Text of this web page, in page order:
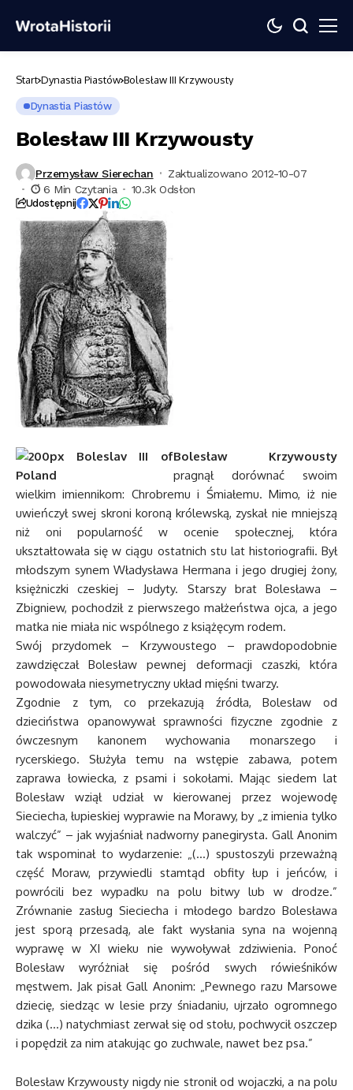
Start Dynastia Piastów Bolesław III Krzywousty
Dynastia Piastów
Bolesław III Krzywousty
Przemysław Sierechan
Zaktualizowano 2012-10-07
6 Min Czytania
10.3k Odsłon
Udostępnij
Bolesław Krzywousty
pragnął dorównać swoim
wielkim imiennikom: Chrobremu i Śmiałemu. Mimo, iż nie
uwieńczył swej skroni koroną królewską, zyskał nie mniejszą
niż oni popularność w ocenie społecznej, która
ukształtowała się w ciągu ostatnich stu lat historiografii. Był
młodszym synem Władysława Hermana i jego drugiej żony,
księżniczki czeskiej – Judyty. Starszy brat Bolesława –
Zbigniew, pochodził z pierwszego małżeństwa ojca, a jego
matka nie miała nic wspólnego z książęcym rodem.
Swój przydomek – Krzywoustego – prawdopodobnie
zawdzięczał Bolesław pewnej deformacji czaszki, która
powodowała niesymetryczny układ mięśni twarzy.
Zgodnie z tym, co przekazują źródła, Bolesław od
dzieciństwa opanowywał sprawności fizyczne zgodnie z
ówczesnym kanonem wychowania monarszego i
rycerskiego. Służyła temu na wstępie zabawa, potem
zaprawa łowiecka, z psami i sokołami. Mając siedem lat
Bolesław wziął udział w kierowanej przez wojewodę
Sieciecha, łupieskiej wyprawie na Morawy, by „z imienia tylko
walczyć” – jak wyjaśniał nadworny panegirysta. Gall Anonim
tak wspominał to wydarzenie: „(…) spustoszyli przeważną
część Moraw, przywiedli stamtąd obfity łup i jeńców, i
powrócili bez wypadku na polu bitwy lub w drodze.”
Zrównanie zasług Sieciecha i młodego bardzo Bolesława
jest sporą przesadą, ale fakt wysłania syna na wojenną
wyprawę w XI wieku nie wywoływał zdziwienia. Ponoć
Bolesław wyróżniał się pośród swych rówieśników
męstwem. Jak pisał Gall Anonim: „Pewnego razu Marsowe
dziecię, siedząc w lesie przy śniadaniu, ujrzało ogromnego
dzika (…) natychmiast zerwał się od stołu, pochwycił oszczep
i popędził za nim atakując go zuchwale, nawet bez psa.”
Bolesław Krzywousty nigdy nie stronił od wojaczki, a na polu